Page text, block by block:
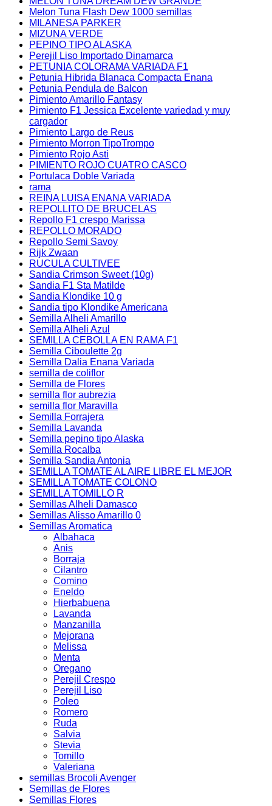
Melon Tuna Flash Dew 1000 semillas
MILANESA PARKER
MIZUNA VERDE
PEPINO TIPO ALASKA
Perejil Liso Importado Dinamarca
PETUNIA COLORAMA VARIADA F1
Petunia Hibrida Blanaca Compacta Enana
Petunia Pendula de Balcon
Pimiento Amarillo Fantasy
Pimiento F1 Jessica Excelente variedad y muy
cargador
Pimiento Largo de Reus
Pimiento Morron TipoTrompo
Pimiento Rojo Asti
PIMIENTO ROJO CUATRO CASCO
Portulaca Doble Variada
rama
REINA LUISA ENANA VARIADA
REPOLLITO DE BRUCELAS
Repollo F1 crespo Marissa
REPOLLO MORADO
Repollo Semi Savoy
Rijk Zwaan
RUCULA CULTIVEE
Sandia Crimson Sweet (10g)
Sandia F1 Sta Matilde
Sandia Klondike 10 g
Sandia tipo Klondike Americana
Semilla Alheli Amarillo
Semilla Alheli Azul
SEMILLA CEBOLLA EN RAMA F1
Semilla Ciboulette 2g
Semilla Dalia Enana Variada
semilla de coliflor
Semilla de Flores
semilla flor aubrezia
semilla flor Maravilla
Semilla Forrajera
Semilla Lavanda
Semilla pepino tipo Alaska
Semilla Rocalba
Semilla Sandia Antonia
SEMILLA TOMATE AL AIRE LIBRE EL MEJOR
SEMILLA TOMATE COLONO
SEMILLA TOMILLO R
Semillas Alheli Damasco
Semillas Alisso Amarillo 0
Semillas Aromatica
Albahaca
Anis
Borraja
Cilantro
Comino
Eneldo
Hierbabuena
Lavanda
Manzanilla
Mejorana
Melissa
Menta
Oregano
Perejil Crespo
Perejil Liso
Poleo
Romero
Ruda
Salvia
Stevia
Tomillo
Valeriana
semillas Brocoli Avenger
Semillas de Flores
Semillas Flores